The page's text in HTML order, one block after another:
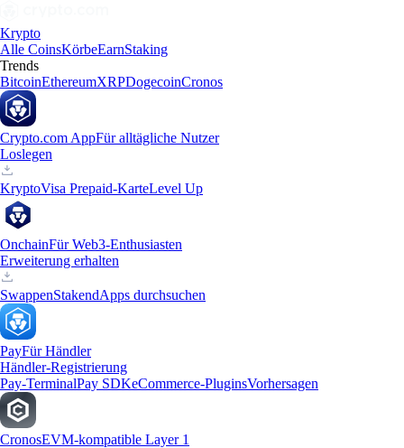
Krypto
Alle CoinsKörbeEarnStaking
Trends
BitcoinEthereumXRPDogecoinCronos
Crypto.com AppFür alltägliche Nutzer
Loslegen
KryptoVisa Prepaid-KarteLevel Up
OnchainFür Web3-Enthusiasten
Erweiterung erhalten
SwappenStakendApps durchsuchen
PayFür Händler
Händler-Registrierung
Pay-TerminalPay SDKeCommerce-PluginsVorhersagen
CronosEVM-kompatible Layer 1